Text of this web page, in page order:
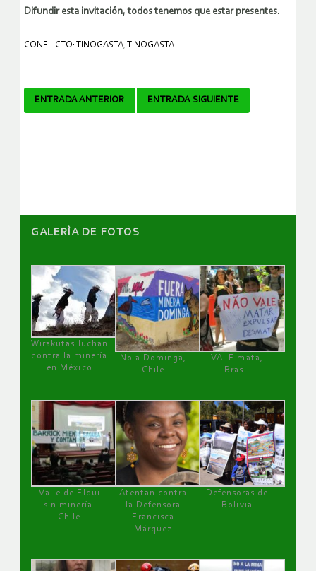
Difundir esta invitación, todos tenemos que estar presentes.
CONFLICTO: TINOGASTA, TINOGASTA
Navegador
ENTRADA ANTERIOR ENTRADA SIGUIENTE
GALERÌA DE FOTOS
Wirakutas luchan
contra la minería
en México
No a Dominga,
Chile
VALE mata,
Brasil
Valle de Elqui
sin minería.
Chile
Atentan contra
la Defensora
Francisca
Márquez
Defensoras de
Bolivia